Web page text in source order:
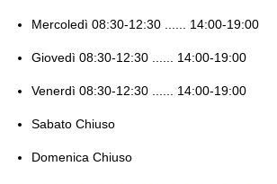
Mercoledì 08:30-12:30 ...... 14:00-19:00
Giovedì 08:30-12:30 ...... 14:00-19:00
Venerdì 08:30-12:30 ...... 14:00-19:00
Sabato Chiuso
Domenica Chiuso